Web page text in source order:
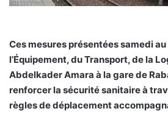
Ces mesures présentées samedi
l’Équipement, du Transport, de la
Abdelkader Amara à la gare de
renforcer la sécurité sanitaire à
règles de déplacement